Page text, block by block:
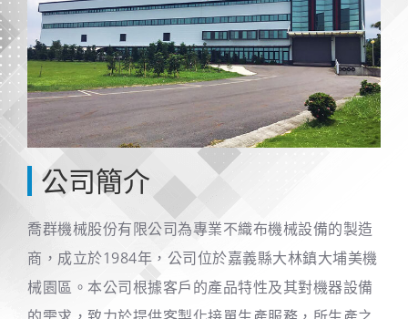
公司簡介
喬群機械股份有限公司為專業不織布機械設備的製造
商，成立於1984年，公司位於嘉義縣大林鎮大埔美機
械園區。本公司根據客戶的產品特性及其對機器設備